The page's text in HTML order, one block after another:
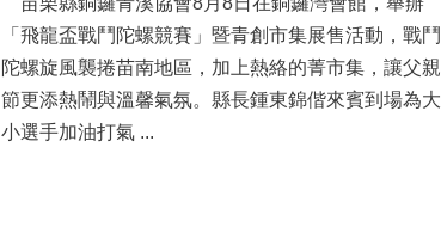
「飛龍盃戰鬥陀螺競賽」暨青創市集展售活動，戰鬥
陀螺旋風襲捲苗南地區，加上熱絡的菁市集，讓父親
節更添熱鬧與溫馨氣氛。縣長鍾東錦偕來賓到場為大
小選手加油打氣 ...